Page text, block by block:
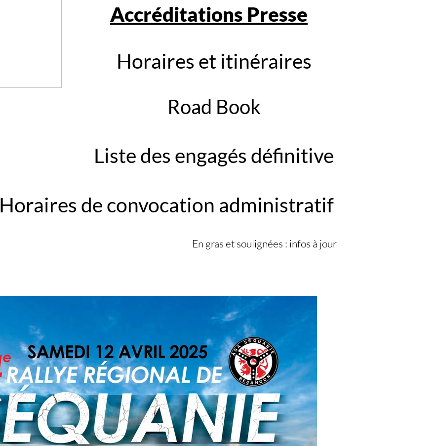
Accréditations Presse
Horaires et itinéraires
Road Book
Liste des engagés définitive
Horaires de convocation administratif
En gras et soulignées : infos à jour